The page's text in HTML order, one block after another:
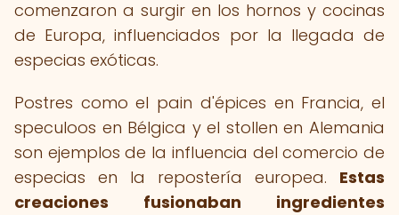
comenzaron a surgir en los hornos y cocinas
de Europa, influenciados por la llegada de
especias exóticas.
Postres como el pain d'épices en Francia, el
speculoos en Bélgica y el stollen en Alemania
son ejemplos de la influencia del comercio de
especias en la repostería europea. Estas
creaciones fusionaban ingredientes